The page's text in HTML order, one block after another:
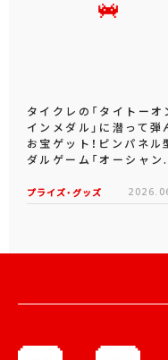
タイクレの「タイトーオ
インメダル」に潜って弾
お宝ゲット！ピンパネル
ダルゲーム「オーシャン
プライズ・グッズ